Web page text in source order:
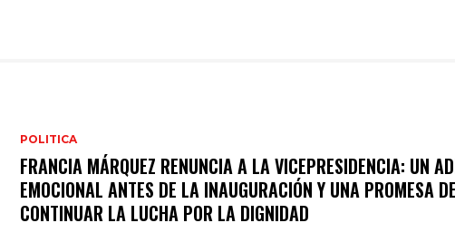
POLITICA
FRANCIA MÁRQUEZ RENUNCIA A LA VICEPRESIDENCIA: UN
EMOCIONAL ANTES DE LA INAUGURACIÓN Y UNA PROMESA DE
CONTINUAR LA LUCHA POR LA DIGNIDAD